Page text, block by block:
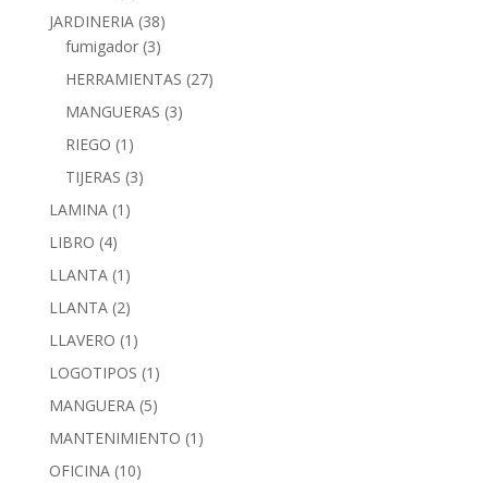
JARDINERIA (38)
fumigador (3)
HERRAMIENTAS (27)
MANGUERAS (3)
RIEGO (1)
TIJERAS (3)
LAMINA (1)
LIBRO (4)
LLANTA (1)
LLANTA (2)
LLAVERO (1)
LOGOTIPOS (1)
MANGUERA (5)
MANTENIMIENTO (1)
OFICINA (10)